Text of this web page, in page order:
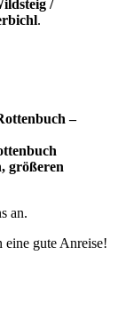
/
.
–
größeren
an.
eine gute Anreise!